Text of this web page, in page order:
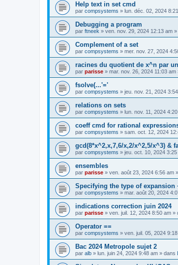
Help text in set cmd
par compsystems » lun. déc. 02, 2024
Debugging a program
par ftneek » ven. nov. 29, 2024 12:13 am »
Complement of a set
par compsystems » mer. nov. 27, 2024
racines du quotient de x^n par
par parisse » mar. nov. 26, 2024 11:03 am
fsolve(...'='
par compsystems » jeu. nov. 21, 2024
relations on sets
par compsystems » lun. nov. 11, 2024
coeff cmd for rational
par compsystems » sam. oct. 12, 2024
gcd(8*x^2,x,7,6/x,2/x^2,5/x^3) &
par compsystems » jeu. oct. 10, 2024
ensembles
par parisse » ven. août 23, 2024 6:56 am
Specifying the type of expansion
par compsystems » mar. août 20, 2024
indications correction juin 2024
par parisse » ven. juil. 12, 2024 8:50 am »
Operator ==
par compsystems » ven. juil. 05, 2024
Bac 2024 Metropole sujet 2
par alb » lun. juin 24, 2024 9:48 am » dans